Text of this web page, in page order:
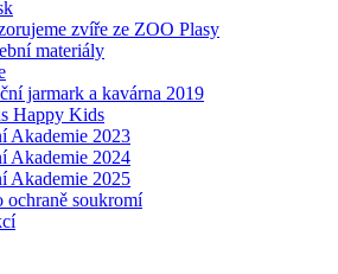
zvíře ze ZOO Plasy
materiály
jarmark a kavárna 2019
Happy Kids
Akademie 2023
Akademie 2024
Akademie 2025
ochraně soukromí